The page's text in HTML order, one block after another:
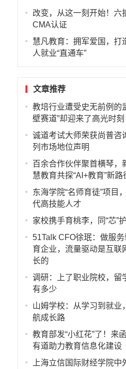
改变，从这一刻开始！六
CMA认证
慧凡教育：拥军爱国，打
人就业“直通车”
文章推荐
教培行业遭受史无前例的
壁赛道”却迎来了高光时刻
诚道考试大师荣获尚普咨
列市场地位声明
百余合作伙伴聚首横琴，
慧教育共探“AI+教育”新路
东海学院“名师育徒”项目
代高技能人才
家校携手育桃李，同“芯”
51Talk CFO徐珉：做服
育企业，流量驱动是互联
长的
调研：上了职业院校，留
有多少
山姆学校：从学习到就业
航成长路
教育部发“小红花”了！来
有道助力教育信息化建设
上海立信国际财经学院中